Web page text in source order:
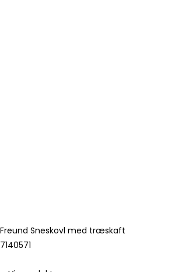
Freund Sneskovl med træskaft
7140571